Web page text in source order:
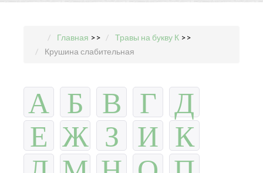
Главная >> Травы на букву К >>
Крушина слабительная
А Б В Г Д
Е Ж З И К